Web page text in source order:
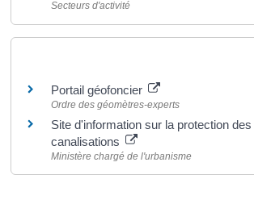
Secteurs d'activité
Portail géofoncier
Ordre des géomètres-experts
Site d'information sur la protection
canalisations
Ministère chargé de l'urbanisme